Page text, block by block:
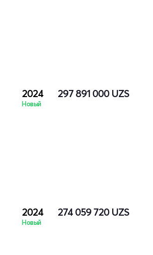
2024
Новый
297 891 000 UZS
2024
Новый
274 059 720 UZS